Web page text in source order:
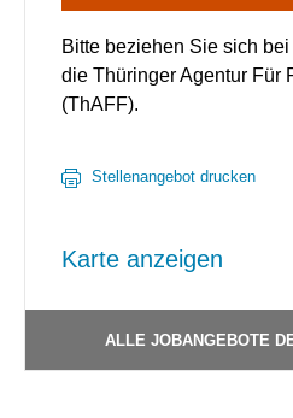
Bitte beziehen Sie sich
die Thüringer Agentur Für
(ThAFF).
Stellenangebot drucken
Karte anzeigen
ALLE JOBANGEBOTE